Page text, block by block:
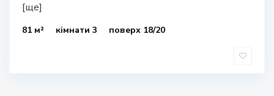
[ще]
81 м² кімнати 3 поверх 18/20